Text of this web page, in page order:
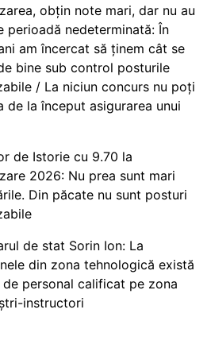
obțin note mari, dar nu au
perioadă nedeterminată: În
am încercat să ținem cât se
bine sub control posturile
/ La niciun concurs nu poți
de la început asigurarea unui
de Istorie cu 9.70 la
2026: Nu prea sunt mari
Din păcate nu sunt posturi
de stat Sorin Ion: La
din zona tehnologică există
personal calificat pe zona
instructori